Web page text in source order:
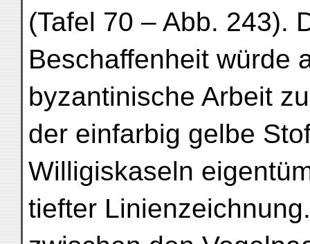
(Tafel 70 – Abb. 243).
Beschaffenheit würde
byzantinische Arbeit
der einfarbig gelbe
Willigiskaseln
tiefter